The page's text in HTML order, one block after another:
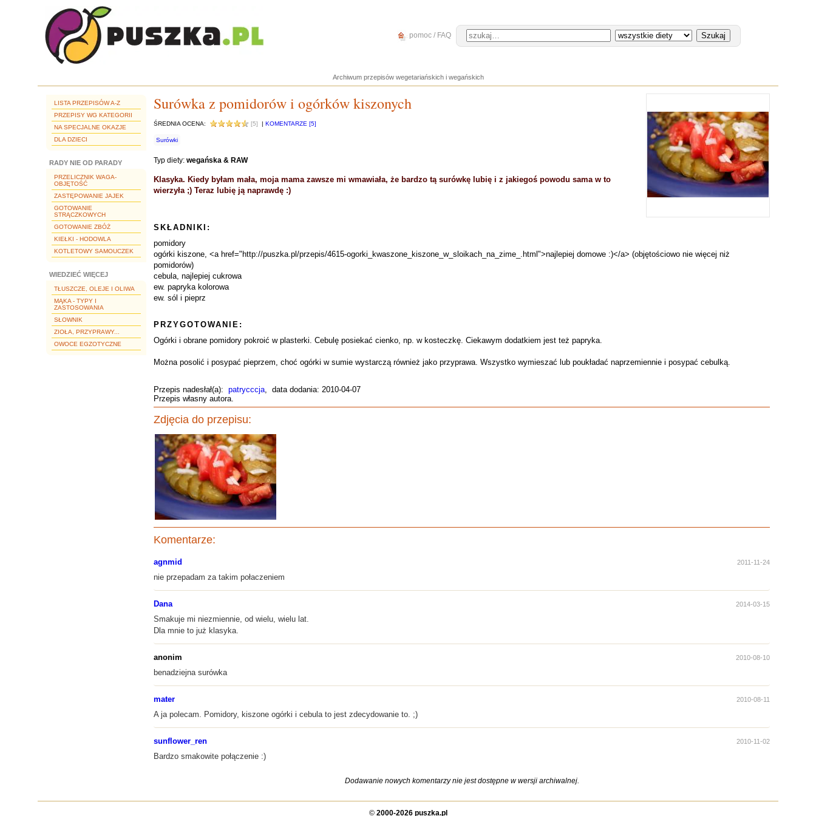
pomoc / FAQ
Archiwum przepisów wegetariańskich i wegańskich
LISTA PRZEPISÓW A-Z
PRZEPISY WG KATEGORII
NA SPECJALNE OKAZJE
DLA DZIECI
RADY NIE OD PARADY
PRZELICZNIK WAGA-
OBJĘTOŚĆ
ZASTĘPOWANIE JAJEK
GOTOWANIE
STRĄCZKOWYCH
GOTOWANIE ZBÓŻ
KIEŁKI - HODOWLA
KOTLETOWY SAMOUCZEK
WIEDZIEĆ WIĘCEJ
TŁUSZCZE, OLEJE I OLIWA
MĄKA - TYPY I
ZASTOSOWANIA
SŁOWNIK
ZIOŁA, PRZYPRAWY...
OWOCE EGZOTYCZNE
Surówka z pomidorów i ogórków kiszonych
ŚREDNIA OCENA: [5] | KOMENTARZE [5]
Surówki
Typ diety: wegańska & RAW
Klasyka. Kiedy byłam mała, moja mama zawsze mi wmawiała, że bardzo tą surówkę lubię i z jakiegoś powodu sama w to
wierzyła ;) Teraz lubię ją naprawdę :)
SKŁADNIKI:
pomidory
ogórki kiszone, <a href="http://puszka.pl/przepis/4615-ogorki_kwaszone_kiszone_w_sloikach_na_zime_.html">najlepiej domowe :)</a> (objętościowo nie więcej niż
pomidorów)
cebula, najlepiej cukrowa
ew. papryka kolorowa
ew. sól i pieprz
PRZYGOTOWANIE:
Ogórki i obrane pomidory pokroić w plasterki. Cebulę posiekać cienko, np. w kosteczkę. Ciekawym dodatkiem jest też papryka.
Można posolić i posypać pieprzem, choć ogórki w sumie wystarczą również jako przyprawa. Wszystko wymieszać lub poukładać naprzemiennie i posypać cebulką.
Przepis nadesłał(a): patrycccja, data dodania: 2010-04-07
Przepis własny autora.
Zdjęcia do przepisu:
Komentarze:
agnmid 2011-11-24
nie przepadam za takim połaczeniem
Dana 2014-03-15
Smakuje mi niezmiennie, od wielu, wielu lat.
Dla mnie to już klasyka.
anonim 2010-08-10
benadziejna surówka
mater 2010-08-11
A ja polecam. Pomidory, kiszone ogórki i cebula to jest zdecydowanie to. ;)
sunflower_ren 2010-11-02
Bardzo smakowite połączenie :)
Dodawanie nowych komentarzy nie jest dostępne w wersji archiwalnej.
© 2000-2026 puszka.pl